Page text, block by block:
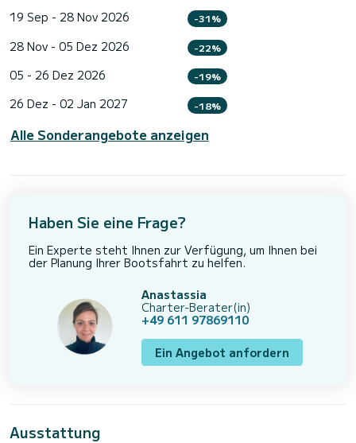
19 Sep - 28 Nov 2026 -31%
28 Nov - 05 Dez 2026 -22%
05 - 26 Dez 2026 -19%
26 Dez - 02 Jan 2027 -18%
Alle Sonderangebote anzeigen
Haben Sie eine Frage?
Ein Experte steht Ihnen zur Verfügung, um Ihnen bei
der Planung Ihrer Bootsfahrt zu helfen.
Anastassia
Charter-Berater(in)
+49 611 97869110
Ein Angebot anfordern
Ausstattung